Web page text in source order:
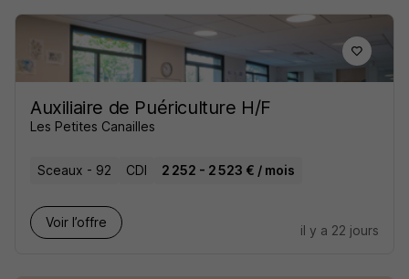
Auxiliaire de Puériculture H/F
Les Petites Canailles
Sceaux - 92 CDI 2 252 - 2 523 € / mois
Voir l’offre
il y a 22 jours